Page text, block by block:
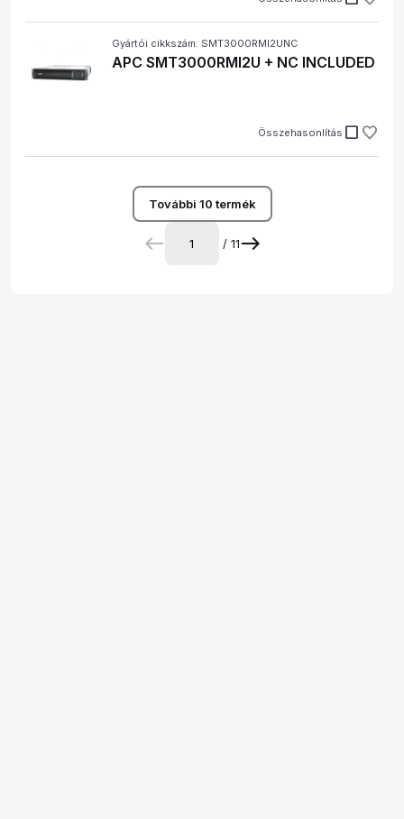
Gyártói cikkszám: SMT3000RMI2UNC
APC SMT3000RMI2U + NC INCLUDED
Összehasonlítás check_box_outline_blank
További 10 termék
/ 11